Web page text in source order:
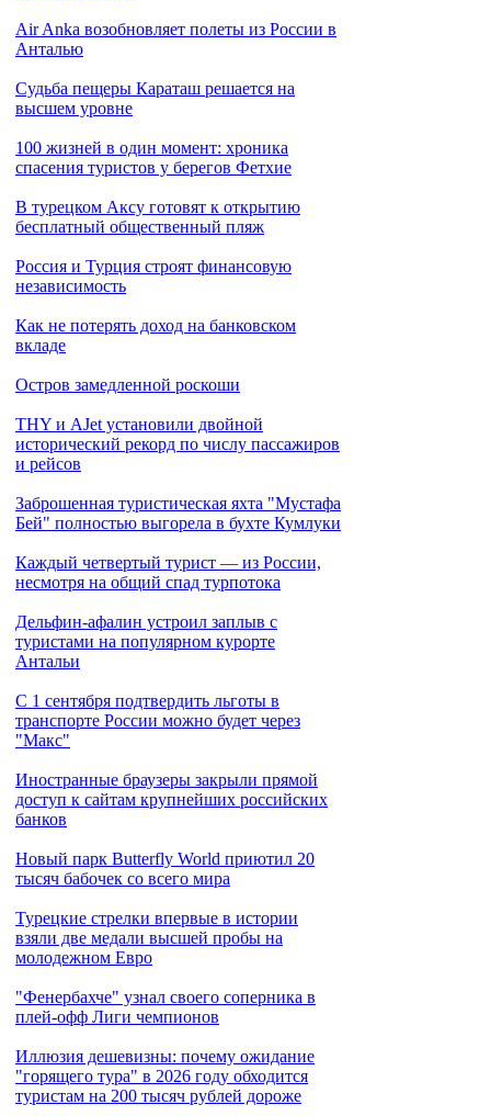
Air Anka возобновляет полеты из России в
Анталью
Cудьба пещеры Караташ решается на
высшем уровне
100 жизней в один момент: хроника
спасения туристов у берегов Фетхие
В турецком Аксу готовят к открытию
бесплатный общественный пляж
Россия и Турция строят финансовую
независимость
Как не потерять доход на банковском
вкладе
Остров замедленной роскоши
THY и AJet установили двойной
исторический рекорд по числу пассажиров
и рейсов
Заброшенная туристическая яхта "Мустафа
Бей" полностью выгорела в бухте Кумлуки
Каждый четвертый турист — из России,
несмотря на общий спад турпотока
Дельфин-афалин устроил заплыв с
туристами на популярном курорте
Антальи
С 1 сентября подтвердить льготы в
транспорте России можно будет через
"Макс"
Иностранные браузеры закрыли прямой
доступ к сайтам крупнейших российских
банков
Новый парк Butterfly World приютил 20
тысяч бабочек со всего мира
Турецкие стрелки впервые в истории
взяли две медали высшей пробы на
молодежном Евро
"Фенербахче" узнал своего соперника в
плей-офф Лиги чемпионов
Иллюзия дешевизны: почему ожидание
"горящего тура" в 2026 году обходится
туристам на 200 тысяч рублей дороже